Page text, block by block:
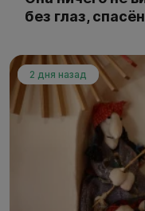
без глаз,
2 дня назад